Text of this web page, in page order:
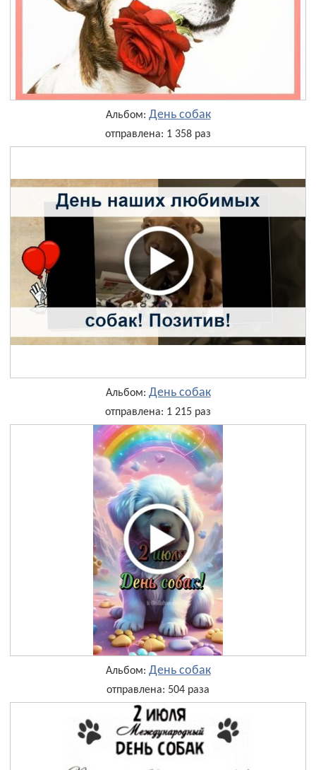
Альбом: День собак
отправлена: 1 358 раз
Альбом: День собак
отправлена: 1 215 раз
Альбом: День собак
отправлена: 504 раза